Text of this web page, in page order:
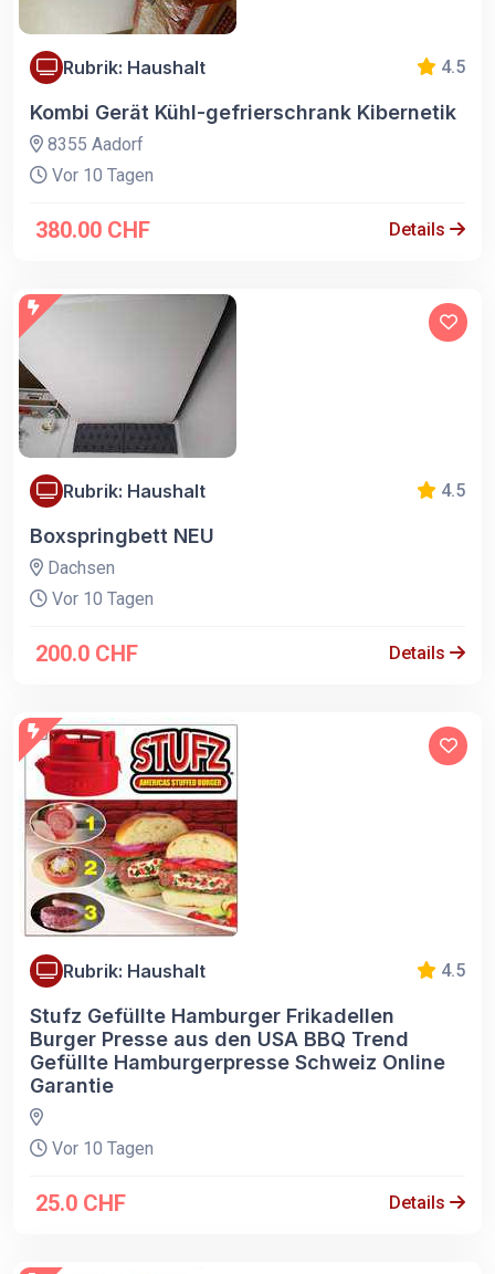
Rubrik: Haushalt 4.5
Kombi Gerät Kühl-gefrierschrank Kibernetik
8355 Aadorf
Vor 10 Tagen
380.00 CHF Details
Rubrik: Haushalt 4.5
Boxspringbett NEU
Dachsen
Vor 10 Tagen
200.0 CHF Details
Rubrik: Haushalt 4.5
Stufz Gefüllte Hamburger Frikadellen
Burger Presse aus den USA BBQ Trend
Gefüllte Hamburgerpresse Schweiz Online
Garantie
Vor 10 Tagen
25.0 CHF Details